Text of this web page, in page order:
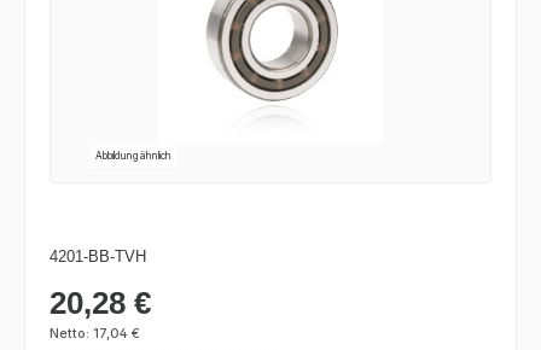
Abbildung ähnlich
4201-BB-TVH
Regulärer Preis:
20,28 €
Netto: 17,04 €